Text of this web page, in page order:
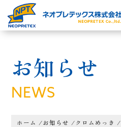
お知らせ
NEWS
ホーム /お知らせ /クロムめっき /